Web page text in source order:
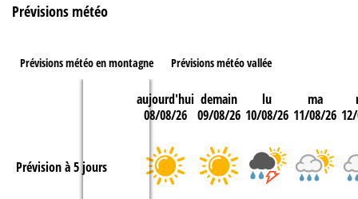
Prévisions météo
Prévisions météo en montagne Prévisions météo vallée
aujourd'hui
08/08/26
demain
09/08/26
lu
10/08/26
ma
11/08/26
Prévision à 5 jours